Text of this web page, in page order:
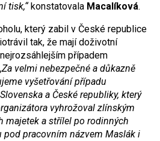
tisk,“konstatovala Macalíková.
který zabil v České republice
tak, že mají doživotní
případem
velmi nebezpečné a důkazně
vyšetřování případu
a České republiky, který
vyhrožoval zlínským
majetek a střílel po rodinných
pod pracovním názvem Maslák i